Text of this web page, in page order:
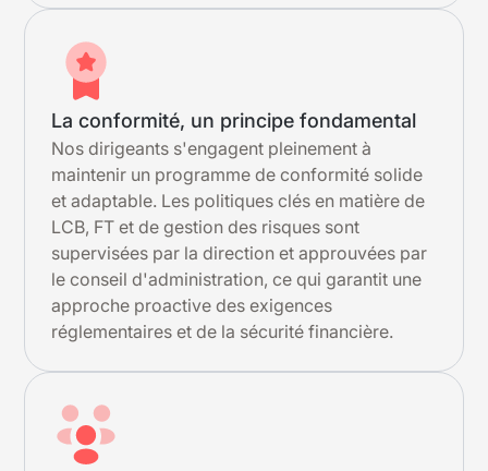
La conformité, un principe fondamental
Nos dirigeants s'engagent pleinement à
maintenir un programme de conformité solide
et adaptable. Les politiques clés en matière de
LCB, FT et de gestion des risques sont
supervisées par la direction et approuvées par
le conseil d'administration, ce qui garantit une
approche proactive des exigences
réglementaires et de la sécurité financière.